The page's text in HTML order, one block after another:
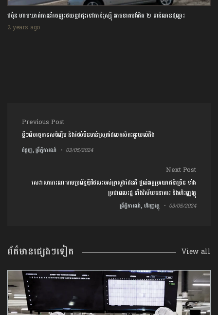
ជប៉ុន ហាមឃាត់ការនាំចេញរថយន្តជជុះទៅកាន់រុស្ស៊ី អាចខាតបង់ជិត ២ ពាន់លានដុល្លារ
2 years ago
Post navigation
Previous Post
ខ្លីៗពីបច្ចេកទេសចិញ្ចឹម និងថែបំប៉នមាន់ស្រុកដែលកសិករគួរយល់ដឹង
ជំនួញ, ព្រឹត្តិការណ៍ 03/05/2024
Next Post
សេវាសាធារណៈតាមប្រព័ន្ធឌីជីថលរបស់ក្រសួងដែនដី ផ្តល់អត្ថប្រយោជន៍ច្រើន ទាំង
ប្រជាពលរដ្ឋ ទាំងវិស័យធនាគារ និងហិរញ្ញវត្ថុ
ព្រឹត្តិការណ៍, ហិរញ្ញវត្ថុ 03/05/2024
ព័ត៌មានផ្សេងៗទៀត View all